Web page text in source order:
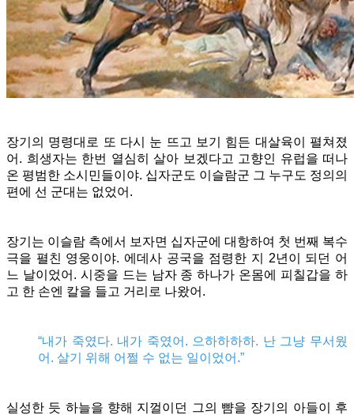
장기의 명령대로 또 다시 눈 뜨고 보기 힘든 대살육이 펼쳐졌
어. 희생자는 한번 열심히 살아 보겠다고 고향인 유럽을 떠나
온 평범한 소시민들이야. 십자군도 이슬람군 그 누구도 정의의
편에 선 군대는 없었어.
장기는 이슬람 측에서 보자면 십자군에 대항하여 첫 번째 복수
극을 펼친 영웅이야. 에데사 공국을 점령한 지 2년이 되던 어
느 날이었어. 시중을 드는 남자 종 하나가 온몸에 피칠갑을 하
고 한 손엔 칼을 들고 거리로 나왔어.
“내가 죽였다. 내가 죽였어. 으하하하하. 난 그냥 무서웠
어. 살기 위해 어쩔 수 없는 일이었어.”
실성한 듯 하늘을 향해 지껄이던 그의 뺨을 장기의 아들이 후